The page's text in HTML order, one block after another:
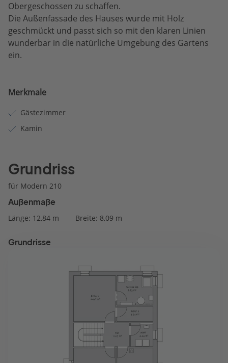
Obergeschossen zu schaffen.
Die Außenfassade des Hauses wurde mit Holz
geschmückt und passt sich so mit den klaren Linien
wunderbar in die natürliche Umgebung des Gartens
ein.
Merkmale
Gästezimmer
Kamin
Grundriss
für Modern 210
Außenmaße
Länge: 12,84 m Breite: 8,09 m
Grundrisse